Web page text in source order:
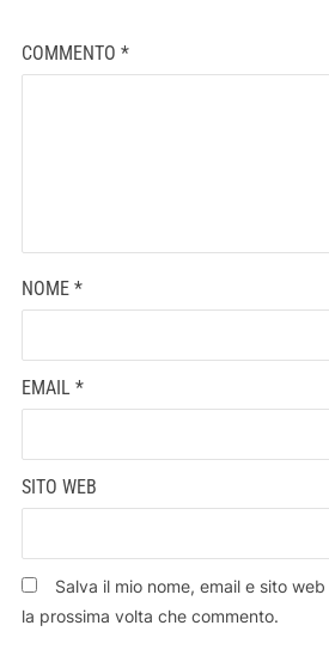
COMMENTO *
NOME *
EMAIL *
SITO WEB
Salva il mio nome, email e sito
la prossima volta che commento.